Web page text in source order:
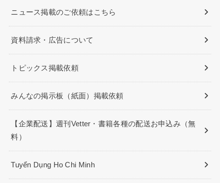
ニュース掲載のご依頼はこちら
資料請求・広告について
トピックス掲載依頼
みんなの掲示板（紙面）掲載依頼
【企業配送】週刊Vetter・書籍各種の配送お申込み（無
料）
Tuyển Dụng Ho Chi Minh